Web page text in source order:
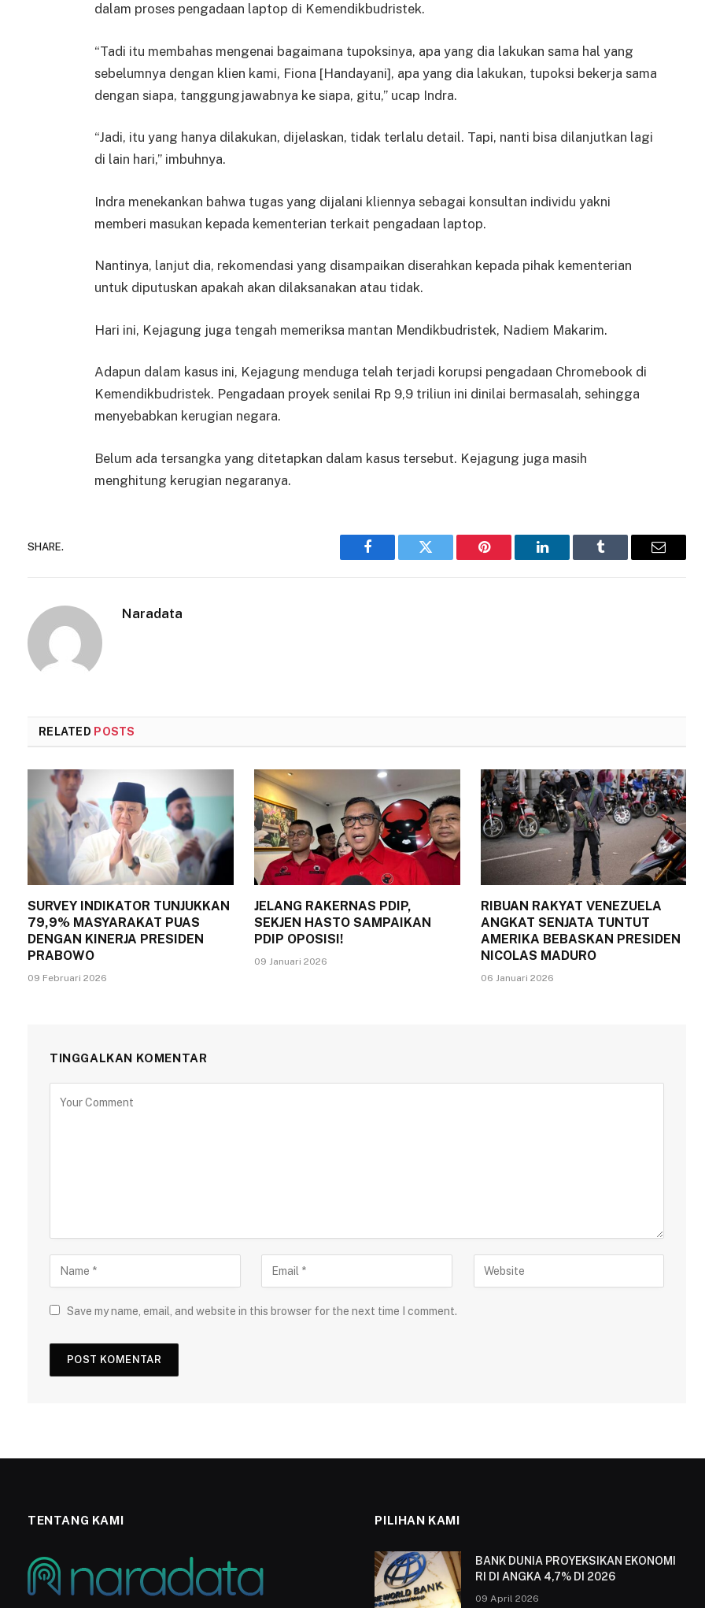
dalam proses pengadaan laptop di Kemendikbudristek.
“Tadi itu membahas mengenai bagaimana tupoksinya, apa yang dia lakukan sama hal yang
sebelumnya dengan klien kami, Fiona [Handayani], apa yang dia lakukan, tupoksi bekerja sama
dengan siapa, tanggungjawabnya ke siapa, gitu,” ucap Indra.
“Jadi, itu yang hanya dilakukan, dijelaskan, tidak terlalu detail. Tapi, nanti bisa dilanjutkan lagi
di lain hari,” imbuhnya.
Indra menekankan bahwa tugas yang dijalani kliennya sebagai konsultan individu yakni
memberi masukan kepada kementerian terkait pengadaan laptop.
Nantinya, lanjut dia, rekomendasi yang disampaikan diserahkan kepada pihak kementerian
untuk diputuskan apakah akan dilaksanakan atau tidak.
Hari ini, Kejagung juga tengah memeriksa mantan Mendikbudristek, Nadiem Makarim.
Adapun dalam kasus ini, Kejagung menduga telah terjadi korupsi pengadaan Chromebook di
Kemendikbudristek. Pengadaan proyek senilai Rp 9,9 triliun ini dinilai bermasalah, sehingga
menyebabkan kerugian negara.
Belum ada tersangka yang ditetapkan dalam kasus tersebut. Kejagung juga masih
menghitung kerugian negaranya.
SHARE.
Facebook Twitter Pinterest LinkedIn Tumblr Email
Naradata
RELATED POSTS
SURVEY INDIKATOR TUNJUKKAN
79,9% MASYARAKAT PUAS
DENGAN KINERJA PRESIDEN
PRABOWO
09 Februari 2026
JELANG RAKERNAS PDIP,
SEKJEN HASTO SAMPAIKAN
PDIP OPOSISI!
09 Januari 2026
RIBUAN RAKYAT VENEZUELA
ANGKAT SENJATA TUNTUT
AMERIKA BEBASKAN PRESIDEN
NICOLAS MADURO
06 Januari 2026
TINGGALKAN KOMENTAR
Save my name, email, and website in this browser for the next time I comment.
TENTANG KAMI PILIHAN KAMI
BANK DUNIA PROYEKSIKAN EKONOMI
RI DI ANGKA 4,7% DI 2026
09 April 2026